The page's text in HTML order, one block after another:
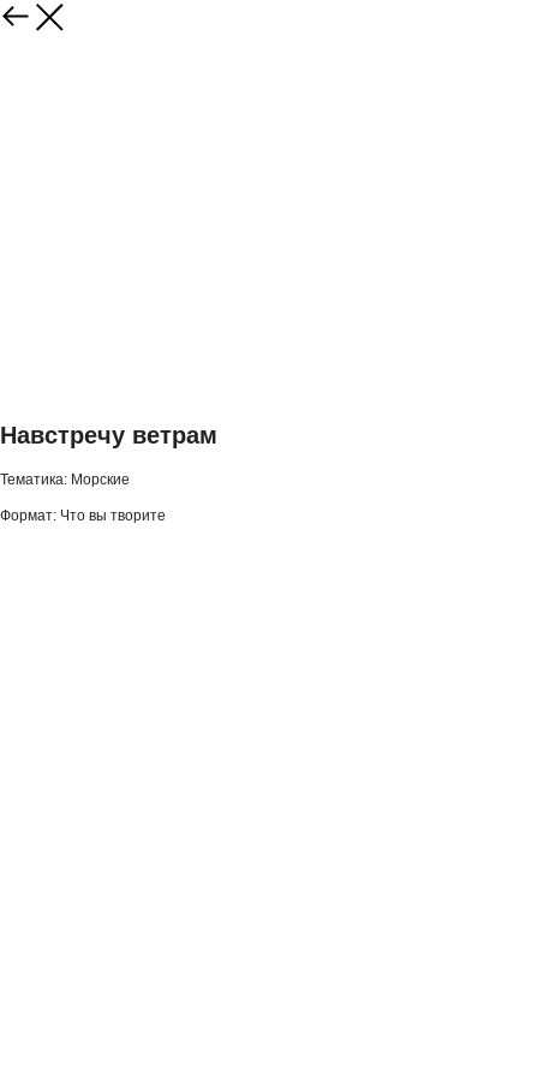
Навстречу ветрам
Тематика: Морские
Формат: Что вы творите